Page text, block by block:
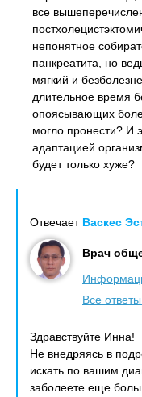
все
непонятное
панкреатита, но
мягкий и
длительное время
опоясывающих
могло пронести? И
адаптацией
будет только хуже?
Отвечает Васкес
Врач
Все
Здравствуйте Инна!
Не внедряясь в
искать по вашим
заболеете еще